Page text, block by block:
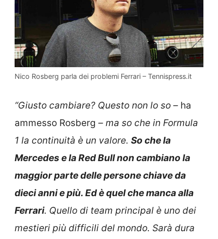
Nico Rosberg parla dei problemi Ferrari – Tennispress.it
“Giusto cambiare? Questo non lo so – ha
ammesso Rosberg – ma so che in Formula
1 la continuità è un valore. So che la
Mercedes e la Red Bull non cambiano la
maggior parte delle persone chiave da
dieci anni e più. Ed è quel che manca alla
Ferrari. Quello di team principal è uno dei
mestieri più difficili del mondo. Sarà dura